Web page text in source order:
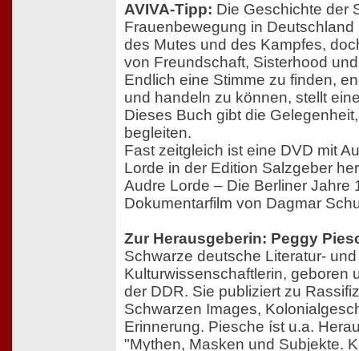
AVIVA-Tipp: Die Geschichte der
Frauenbewegung in
des Mutes und des Kampfes,
von Freundschaft, Sisterhood
Endlich eine Stimme zu finden,
und handeln zu können, stellt
Dieses Buch gibt die
begleiten.
Fast zeitgleich ist eine DVD mit
Lorde in der Edition Salzgeber
Audre Lorde – Die Berliner Jahre
Dokumentarfilm von Dagmar
Zur Herausgeberin: Peggy
Schwarze deutsche Literatur- und
Kulturwissenschaftlerin, geboren
der DDR. Sie publiziert zu
Schwarzen Images,
Erinnerung. Piesche íst u.a.
"Mythen, Masken und Subjekte.